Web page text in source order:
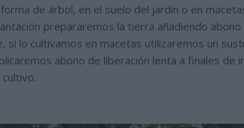
de árbol, en el suelo del jardin o en
prepararemos la tierra añadiendo
si lo cultivamos en macetas utilizaremos un
abono de liberación lenta a finales de